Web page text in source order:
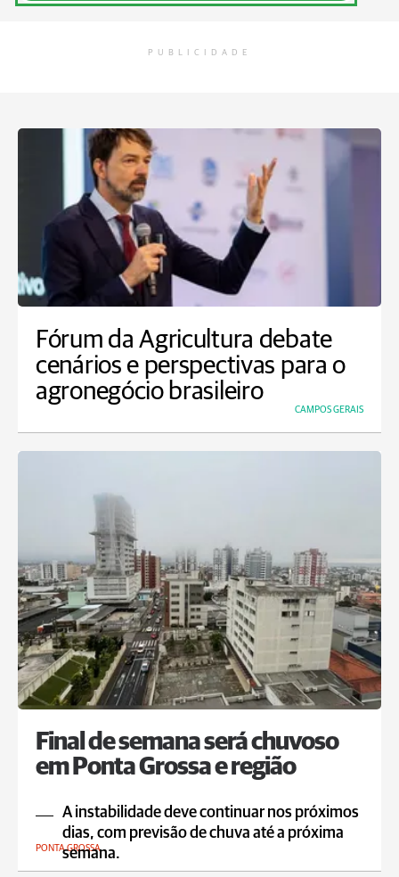
PUBLICIDADE
Fórum da Agricultura debate
cenários e perspectivas para o
agronegócio brasileiro
CAMPOS GERAIS
Final de semana será chuvoso
em Ponta Grossa e região
A instabilidade deve continuar nos próximos
dias, com previsão de chuva até a próxima
semana.
PONTA GROSSA